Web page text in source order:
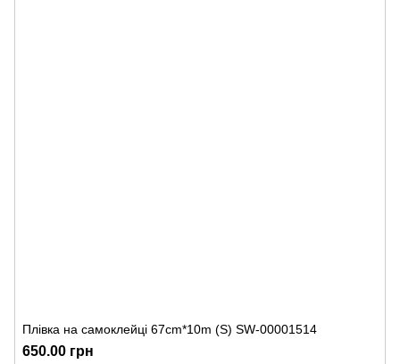
Плівка на самоклейці 67cm*10m (S) SW-00001514
650.00 грн